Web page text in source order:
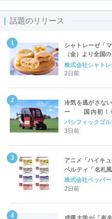
話題のリリース
シャトレーゼ「
（金）より全国
株式会社シャト
2日前
冷気を逃がさな
ー 国内初！※
Cart（エアコン
パシフィックゴ
3日前
アニメ「ハイキ
ベルティ「名札
対応についての
株式会社ペッパ
2日前